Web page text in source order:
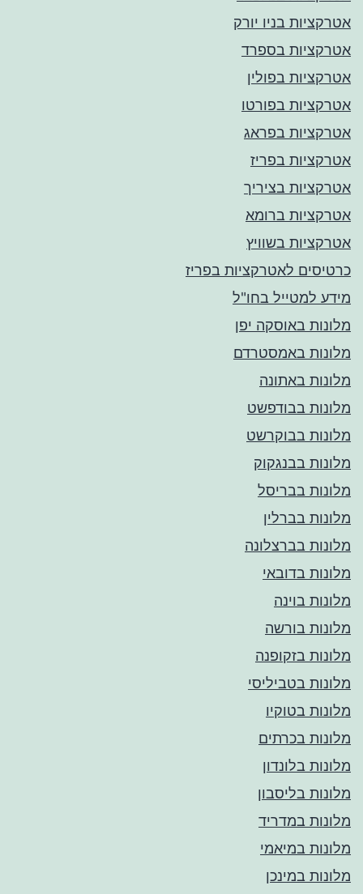
אטרקציות בניו יורק
אטרקציות בספרד
אטרקציות בפולין
אטרקציות בפורטו
אטרקציות בפראג
אטרקציות בפריז
אטרקציות בציריך
אטרקציות ברומא
אטרקציות בשוויץ
כרטיסים לאטרקציות בפריז
מידע למטייל בחו"ל
מלונות באוסקה יפן
מלונות באמסטרדם
מלונות באתונה
מלונות בבודפשט
מלונות בבוקרשט
מלונות בבנגקוק
מלונות בבריסל
מלונות בברלין
מלונות בברצלונה
מלונות בדובאי
מלונות בוינה
מלונות בורשה
מלונות בזקופנה
מלונות בטביליסי
מלונות בטוקיו
מלונות בכרתים
מלונות בלונדון
מלונות בליסבון
מלונות במדריד
מלונות במיאמי
מלונות במינכן